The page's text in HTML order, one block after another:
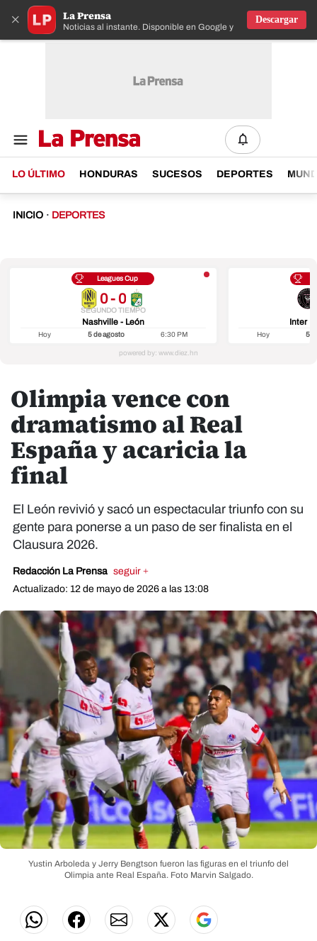
× La Prensa
Noticias al instante. Disponible en Google y IOS
Descargar
LO ÚLTIMO HONDURAS SUCESOS DEPORTES
INICIO · DEPORTES
Leagues Cup
0 - 0
SEGUNDO TIEMPO
Nashville - León
Hoy 5 de agosto 6:30 PM
Inter
Hoy 5
Olimpia vence con
dramatismo al Real
España y acaricia la
final
El León revivió y sacó un espectacular triunfo con su
gente para ponerse a un paso de ser finalista en el
Clausura 2026.
Redacción La Prensa seguir +
Actualizado: 12 de mayo de 2026 a las 13:08
Yustin Arboleda y Jerry Bengtson fueron las figuras en el triunfo del
Olimpia ante Real España. Foto Marvin Salgado.